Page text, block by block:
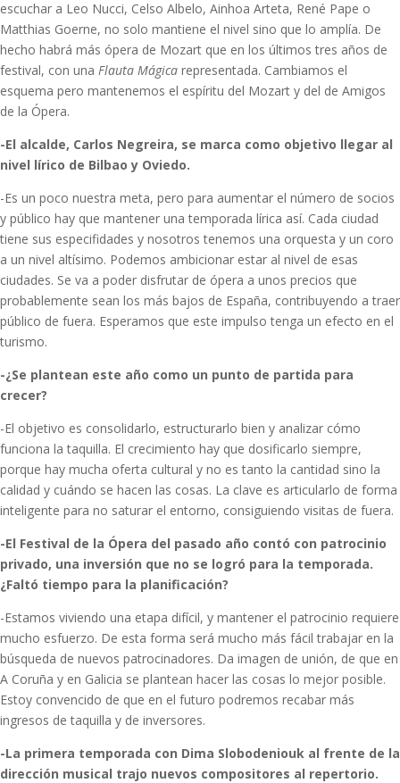
escuchar a Leo Nucci, Celso Albelo, Ainhoa Arteta, René Pape o
Matthias Goerne, no solo mantiene el nivel sino que lo amplía. De
hecho habrá más ópera de Mozart que en los últimos tres años de
festival, con una Flauta Mágica representada. Cambiamos el
esquema pero mantenemos el espíritu del Mozart y del de Amigos
de la Ópera.
-El alcalde, Carlos Negreira, se marca como objetivo llegar al
nivel lírico de Bilbao y Oviedo.
-Es un poco nuestra meta, pero para aumentar el número de socios
y público hay que mantener una temporada lírica así. Cada ciudad
tiene sus especifidades y nosotros tenemos una orquesta y un coro
a un nivel altísimo. Podemos ambicionar estar al nivel de esas
ciudades. Se va a poder disfrutar de ópera a unos precios que
probablemente sean los más bajos de España, contribuyendo a traer
público de fuera. Esperamos que este impulso tenga un efecto en el
turismo.
-¿Se plantean este año como un punto de partida para
crecer?
-El objetivo es consolidarlo, estructurarlo bien y analizar cómo
funciona la taquilla. El crecimiento hay que dosificarlo siempre,
porque hay mucha oferta cultural y no es tanto la cantidad sino la
calidad y cuándo se hacen las cosas. La clave es articularlo de forma
inteligente para no saturar el entorno, consiguiendo visitas de fuera.
-El Festival de la Ópera del pasado año contó con patrocinio
privado, una inversión que no se logró para la temporada.
¿Faltó tiempo para la planificación?
-Estamos viviendo una etapa difícil, y mantener el patrocinio requiere
mucho esfuerzo. De esta forma será mucho más fácil trabajar en la
búsqueda de nuevos patrocinadores. Da imagen de unión, de que en
A Coruña y en Galicia se plantean hacer las cosas lo mejor posible.
Estoy convencido de que en el futuro podremos recabar más
ingresos de taquilla y de inversores.
-La primera temporada con Dima Slobodeniouk al frente de la
dirección musical trajo nuevos compositores al repertorio.